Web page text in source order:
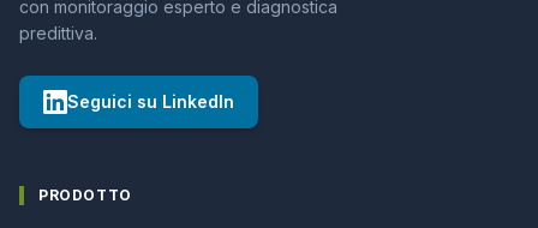
con monitoraggio esperto e diagnostica
predittiva.
Seguici su LinkedIn
PRODOTTO